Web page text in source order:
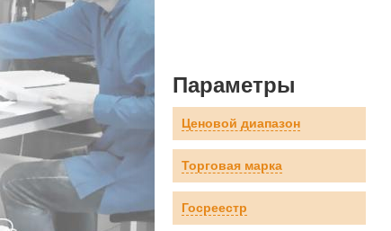
Параметры
Ценовой диапазон
Торговая марка
Госреестр